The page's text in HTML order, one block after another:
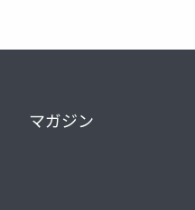
マガジン